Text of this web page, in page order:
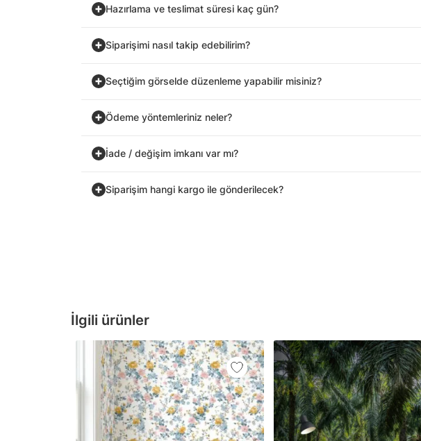
İlgili ürünler
Hazırlama ve teslimat süresi kaç gün?
Siparişimi nasıl takip edebilirim?
Seçtiğim görselde düzenleme yapabilir misiniz?
Ödeme yöntemleriniz neler?
İade / değişim imkanı var mı?
Siparişim hangi kargo ile gönderilecek?